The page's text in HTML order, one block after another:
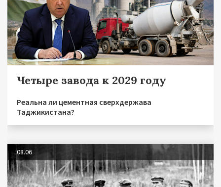
Четыре завода к 2029 году
Реальна ли цементная сверхдержава
Таджикистана?
08.06